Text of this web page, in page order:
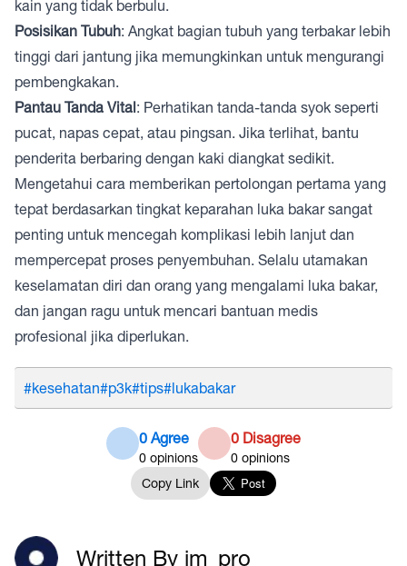
kain yang tidak berbulu.
Posisikan Tubuh: Angkat bagian tubuh yang terbakar lebih
tinggi dari jantung jika memungkinkan untuk mengurangi
pembengkakan.
Pantau Tanda Vital: Perhatikan tanda-tanda syok seperti
pucat, napas cepat, atau pingsan. Jika terlihat, bantu
penderita berbaring dengan kaki diangkat sedikit.
Mengetahui cara memberikan pertolongan pertama yang
tepat berdasarkan tingkat keparahan luka bakar sangat
penting untuk mencegah komplikasi lebih lanjut dan
mempercepat proses penyembuhan. Selalu utamakan
keselamatan diri dan orang yang mengalami luka bakar,
dan jangan ragu untuk mencari bantuan medis
profesional jika diperlukan.
#kesehatan#p3k#tips#lukabakar
0 Agree
0 opinions
0 Disagree
0 opinions
Copy Link
Written By im_pro